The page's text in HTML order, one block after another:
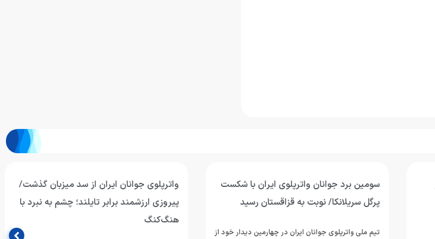
سومین برد جوانان واترپلوی ایران با شکست
پرگل سریلانکا/ نوبت به قزاقستان رسید
تیم ملی واترپلوی جوانان ایران در چهارمین دیدار خود از
واترپلوی جوانان ایران از سد میزبان گذشت/
پیروزی ارزشمند برابر تایلند؛ چشم به نبرد با
هنگ‌کنگ